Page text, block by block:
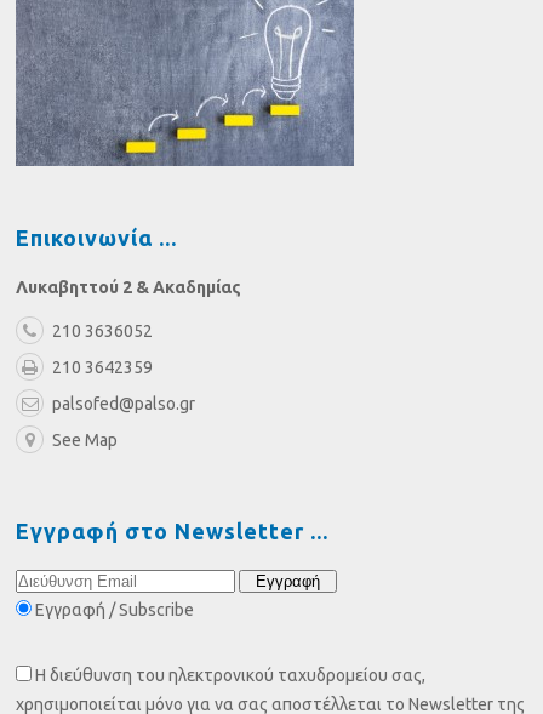
Επικοινωνία
Λυκαβηττού 2 & Ακαδημίας
210 3636052
210 3642359
palsofed@palso.gr
See Map
Εγγραφή στο Newsletter
Εγγραφή / Subscribe
Η διεύθυνση του ηλεκτρονικού ταχυδρομείου σας,
χρησιμοποιείται μόνο για να σας αποστέλλεται το Newsletter της